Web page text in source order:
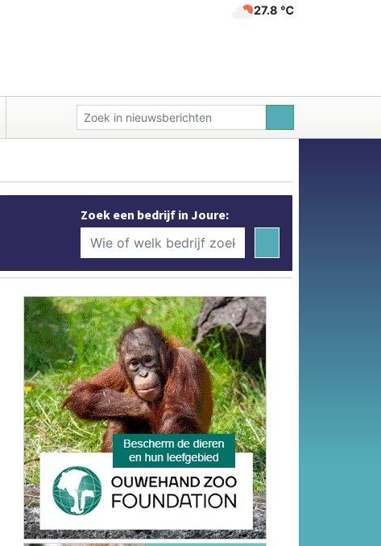
27.8 ℃
Zoek een bedrijf in Joure: